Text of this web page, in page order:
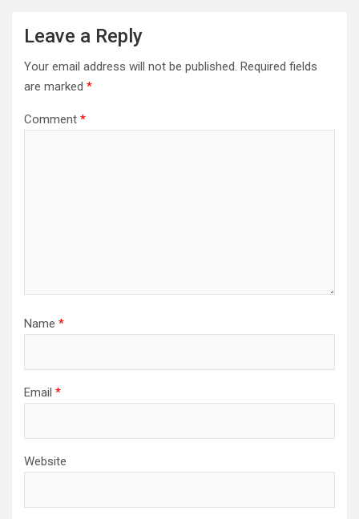
Leave a Reply
Your email address will not be published. Required fields
are marked *
Comment *
Name *
Email *
Website